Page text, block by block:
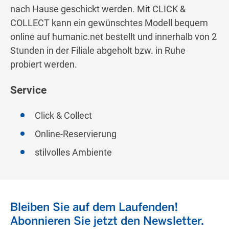
nach Hause geschickt werden. Mit CLICK &
COLLECT kann ein gewünschtes Modell bequem
online auf humanic.net bestellt und innerhalb von 2
Stunden in der Filiale abgeholt bzw. in Ruhe
probiert werden.
Service
Click & Collect
Online-Reservierung
stilvolles Ambiente